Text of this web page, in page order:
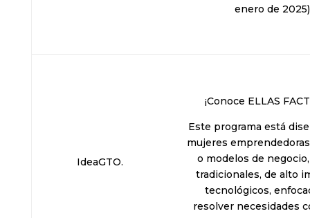
enero de
IdeaGTO.
¡Conoce ELLAS
Este programa está
mujeres
o modelos de
tradicionales, de alto
tecnológicos,
resolver necesidades